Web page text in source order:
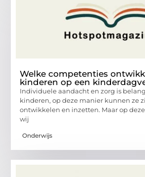
Welke competenties
kinderen op een
Individuele aandacht en zorg is
kinderen, op deze manier kunnen ze
ontwikkelen en inzetten. Maar op
wij
Onderwijs